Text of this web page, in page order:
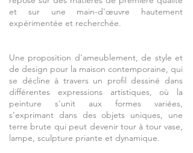
et sur une main-d'œuvre hautement
expérimentée et recherchée.
Une proposition d'ameublement, de style et
de design pour la maison contemporaine, qui
se décline à travers un profil dessiné dans
différentes expressions artistiques, où la
peinture s'unit aux formes variées,
s'exprimant dans des objets uniques, une
terre brute qui peut devenir tour à tour vase,
lampe, sculpture priante et dynamique.